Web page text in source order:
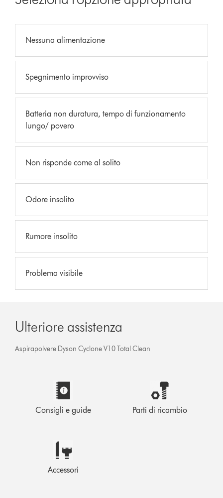
Nessuna alimentazione
Spegnimento improvviso
Batteria non duratura, tempo di funzionamento
lungo/ povero
Non risponde come al solito
Odore insolito
Rumore insolito
Problema visibile
Ulteriore assistenza
Aspirapolvere Dyson Cyclone V10 Total Clean
Consigli e guide Parti di ricambio
Accessori